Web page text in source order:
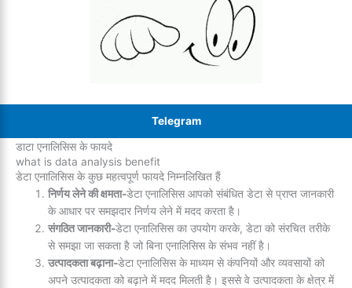
Telegram
डाटा एनालिसिस के फायदे
what is data analysis benefit
डेटा एनालिसिस के कुछ महत्वपूर्ण फायदे निम्नलिखित हैं
निर्णय लेने की क्षमता-डेटा एनालिसिस आपको संबंधित डेटा से प्राप्त जानकारी
के आधार पर समझदार निर्णय लेने में मदद करता है।
संगठित जानकारी-डेटा एनालिसिस का उपयोग करके, डेटा को संरचित तरीके
से समझा जा सकता है जो बिना एनालिसिस के संभव नहीं है।
उत्पादकता बढ़ाना-डेटा एनालिसिस के माध्यम से कंपनियों और व्यवसायों को
अपने उत्पादकता को बढ़ाने में मदद मिलती है। इससे वे उत्पादकता के क्षेत्र में